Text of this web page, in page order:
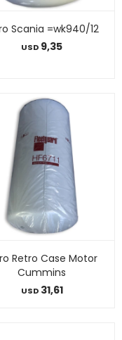
Scania =wk940/12
USD 9,35
Retro Case Motor
Cummins
USD 31,61